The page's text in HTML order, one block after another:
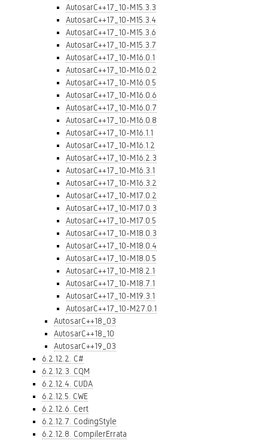
AutosarC++17_10-M15.3.3
AutosarC++17_10-M15.3.4
AutosarC++17_10-M15.3.6
AutosarC++17_10-M15.3.7
AutosarC++17_10-M16.0.1
AutosarC++17_10-M16.0.2
AutosarC++17_10-M16.0.5
AutosarC++17_10-M16.0.6
AutosarC++17_10-M16.0.7
AutosarC++17_10-M16.0.8
AutosarC++17_10-M16.1.1
AutosarC++17_10-M16.1.2
AutosarC++17_10-M16.2.3
AutosarC++17_10-M16.3.1
AutosarC++17_10-M16.3.2
AutosarC++17_10-M17.0.2
AutosarC++17_10-M17.0.3
AutosarC++17_10-M17.0.5
AutosarC++17_10-M18.0.3
AutosarC++17_10-M18.0.4
AutosarC++17_10-M18.0.5
AutosarC++17_10-M18.2.1
AutosarC++17_10-M18.7.1
AutosarC++17_10-M19.3.1
AutosarC++17_10-M27.0.1
AutosarC++18_03
AutosarC++18_10
AutosarC++19_03
6.2.12.2. C#
6.2.12.3. CQM
6.2.12.4. CUDA
6.2.12.5. CWE
6.2.12.6. Cert
6.2.12.7. CodingStyle
6.2.12.8. CompilerErrata